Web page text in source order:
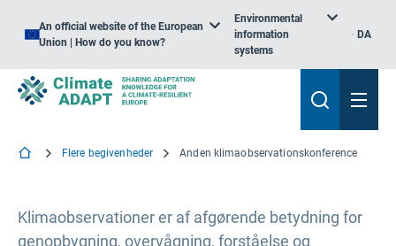
An official website of the European
Union | How do you know?
Environmental
information
systems
DA
Flere begivenheder Anden klimaobservationskonference
Klimaobservationer er af afgørende betydning for
genopbygning, overvågning, forståelse og